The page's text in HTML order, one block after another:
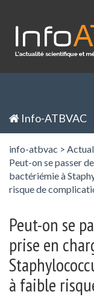
Info-ATBVAC
info-atbvac >
Peut-on se passer
bactériémie à
risque de
Peut-on se
prise en
à faible